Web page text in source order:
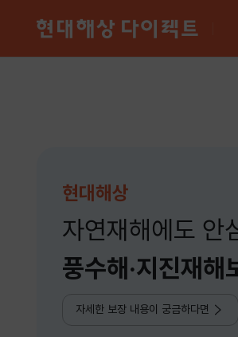
현대해상
자연재해에도 안
풍수해·지진재
자세한 보장 내용이 궁금하다면